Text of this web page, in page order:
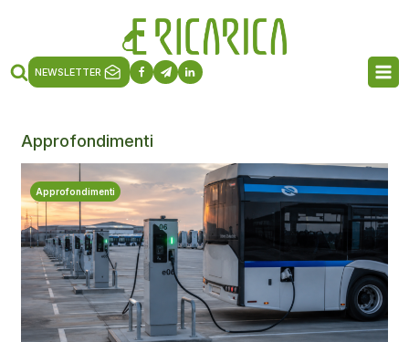
NEWSLETTER
Approfondimenti
Approfondimenti